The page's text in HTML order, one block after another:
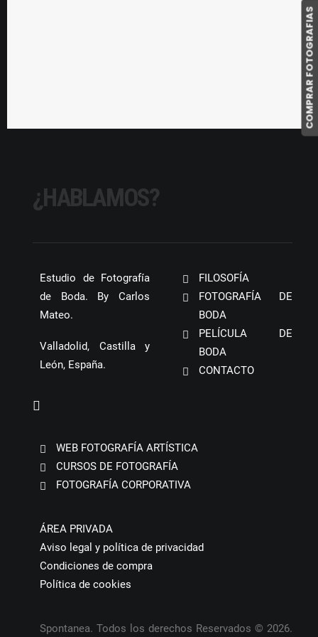
¿HABLAMOS?
Estudio de Fotografía
de Boda. By Carlos
Mateo.
Valladolid, Castilla y
León, España.
FILOSOFÍA
FOTOGRAFÍA DE
BODA
PELÍCULA DE
BODA
CONTACTO
WEB FOTOGRAFÍA ARTÍSTICA
CURSOS DE FOTOGRAFÍA
FOTOGRAFÍA CORPORATIVA
ÁREA PRIVADA
Aviso legal y política de privacidad
Condiciones de compra
Política de cookies
Spontanea. Todos los derechos Reservados © 2026.
COMPRAR FOTOGRAFIAS